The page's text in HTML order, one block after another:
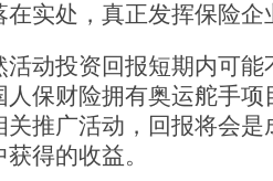
在实处，真正发挥保险
投资回报短期内可能
人保财险拥有奥运舵手
关推广活动，回报将会
得的收益。